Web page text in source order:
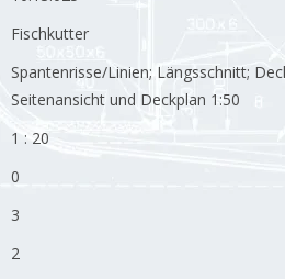
Fischkutter
Spantenrisse/Linien; Längsschnitt;
Seitenansicht und Deckplan 1:50
1 : 20
0
3
2